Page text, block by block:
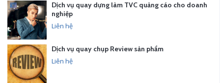
Dịch vụ quay dựng làm TVC quảng cáo cho doanh
nghiệp
Liên hệ
Dịch vụ quay chụp Review sản phẩm
Liên hệ